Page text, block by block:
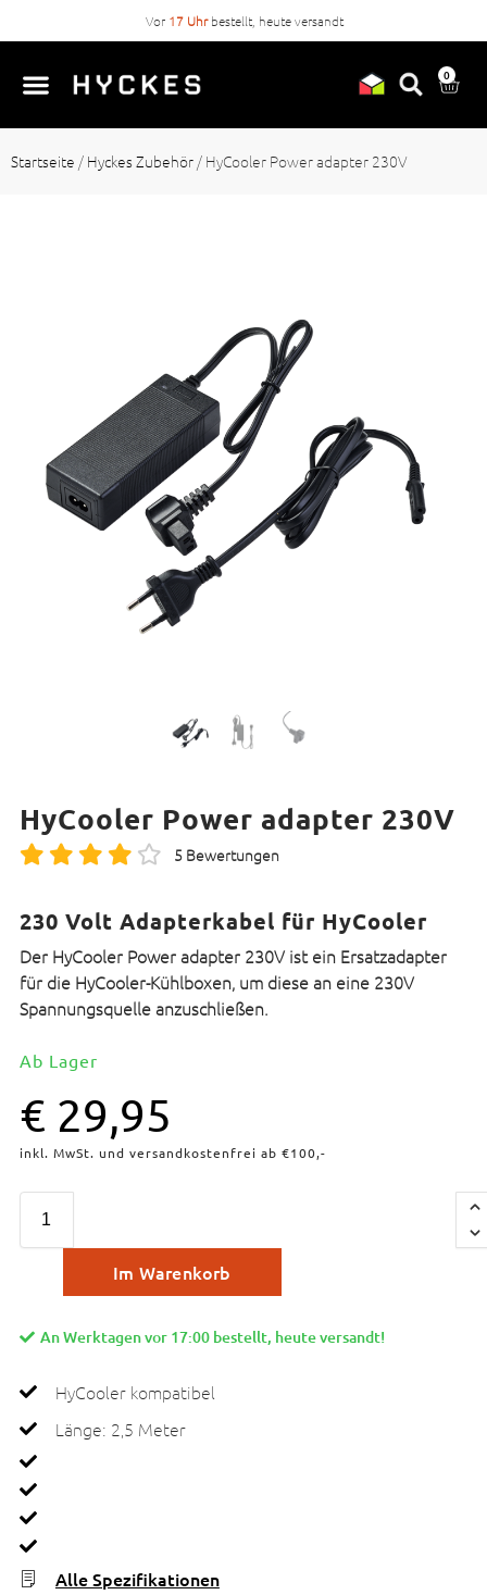
Vor 17 Uhrbestellt, heute versandt
0
Startseite / Hyckes Zubehör / HyCooler Power adapter 230V
HyCooler Power adapter 230V
5 Bewertungen
230 Volt Adapterkabel für HyCooler
Der HyCooler Power adapter 230V ist ein Ersatzadapter
für die HyCooler-Kühlboxen, um diese an eine 230V
Spannungsquelle anzuschließen.
Ab Lager
€ 29,95
inkl. MwSt. und versandkostenfrei ab €100,-
Im Warenkorb
An Werktagen vor 17:00 bestellt, heute versandt!
HyCooler kompatibel
Länge: 2,5 Meter
Alle Spezifikationen